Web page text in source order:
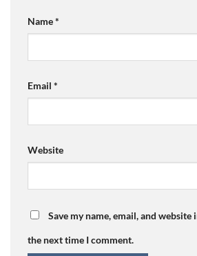
Name*
Email *
Website
Save my name, email, and
the next time I comment.